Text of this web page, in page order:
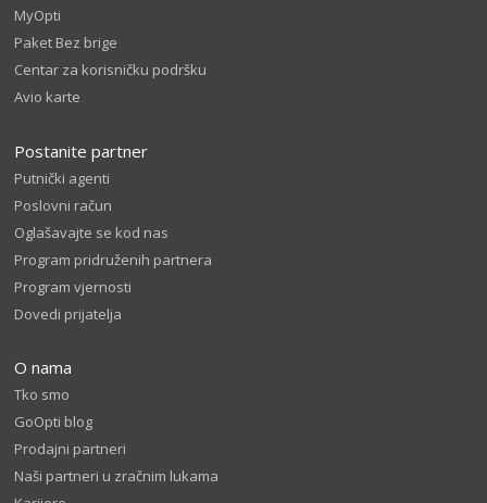
MyOpti
Paket Bez brige
Centar za korisničku podršku
Avio karte
Postanite partner
Putnički agenti
Poslovni račun
Oglašavajte se kod nas
Program pridruženih partnera
Program vjernosti
Dovedi prijatelja
O nama
Tko smo
GoOpti blog
Prodajni partneri
Naši partneri u zračnim lukama